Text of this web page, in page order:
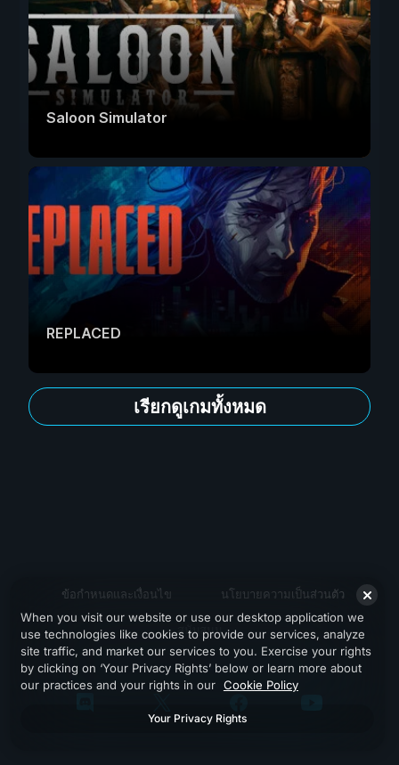
Saloon Simulator
REPLACED
เรียกดูเกมทั้งหมด
ข้อกำหนดและเงื่อนไข นโยบายความเป็นส่วนตัว
สนับสนุน
When you visit our website or use our desktop application we
use technologies like cookies to provide our services, analyze
site traffic, and market our services to you. Exercise your rights
by clicking on ‘Your Privacy Rights’ below or learn more about
our practices and your rights in our Cookie Policy
Your Privacy Rights